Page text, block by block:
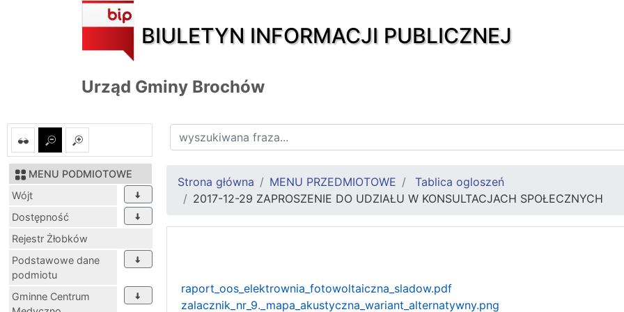
BIULETYN INFORMACJI PUBLICZNEJ
Urząd Gminy Brochów
MENU PODMIOTOWE
Wójt
Dostępność
Rejestr Żłobków
Podstawowe dane
podmiotu
Gminne Centrum
Strona główna MENU PRZEDMIOTOWE
Tablica ogloszeń
2017-12-29 ZAPROSZENIE DO UDZIAŁU W KONSULTACJACH SPOŁECZNYCH
raport_oos_elektrownia_fotowoltaiczna_sladow.pdf
zalacznik_nr_9._mapa_akustyczna_wariant_alternatywny.png